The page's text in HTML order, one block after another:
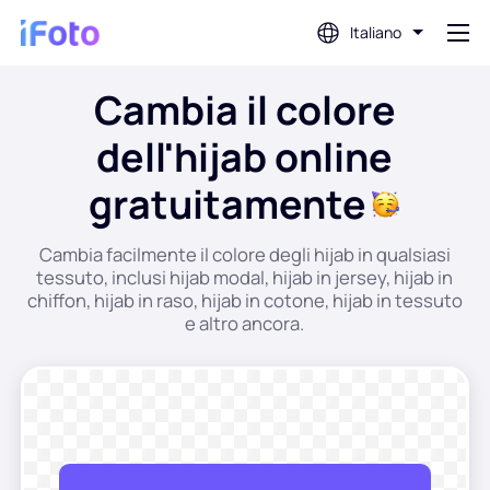
Italiano
Login
Editor di foto AI
Rimozione dello sfondo
Miglioratore di foto
Cambia il colore
dell'hijab online
gratuitamente
Cambia facilmente il colore degli hijab in qualsiasi
tessuto, inclusi hijab modal, hijab in jersey, hijab in
chiffon, hijab in raso, hijab in cotone, hijab in tessuto
e altro ancora.